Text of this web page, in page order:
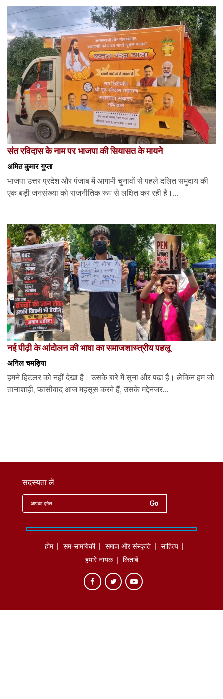
संत रविदास के नाम पर भाजपा की सियासत के मायने
अमित कुमार गुप्ता
भाजपा उत्तर प्रदेश और पंजाब में आगामी चुनावों से पहले दलित समुदाय की
एक बड़ी जनसंख्या को राजनीतिक रूप से लक्षित कर रही है।...
नई पीढ़ी के आंदोलन की भाषा का समाजशास्त्रीय पहलू
अनिल चमड़िया
हमने हिटलर को नहीं देखा है। उसके बारे में सुना और पढ़ा है। लेकिन हम जो
तानाशाही, फासीवाद आज महसूस करते हैं, उसके मद्देनजर...
सदस्यता लें
होम सम-सामयिकी समाज और संस्कृति
साहित्‍य
हमारे नायक
किताबें